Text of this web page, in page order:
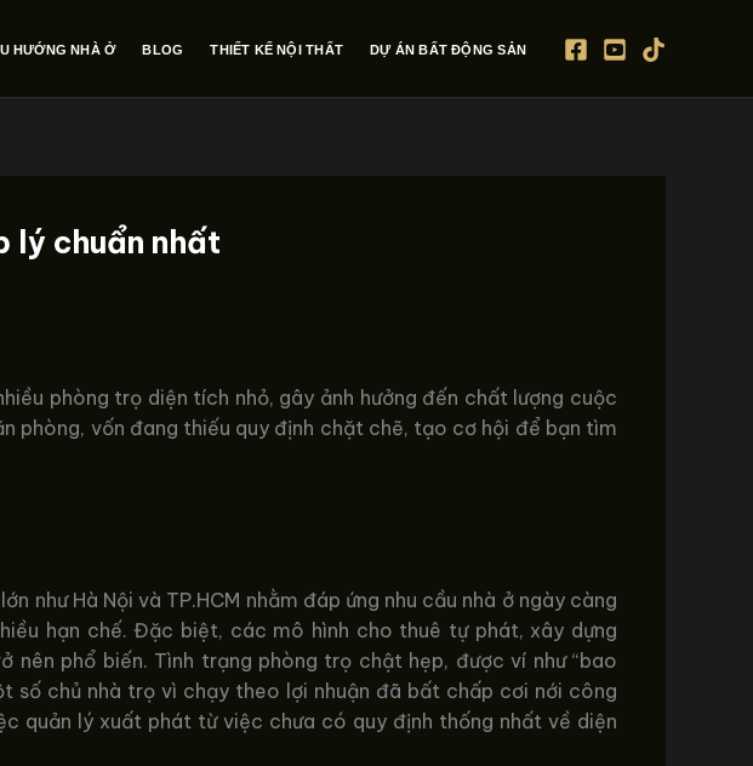
HƯỚNG NHÀ Ở BLOG THIẾT KẾ NỘI THẤT DỰ ÁN BẤT ĐỘNG SẢN
lý chuẩn nhất
phòng trọ diện tích nhỏ, gây ảnh hưởng đến chất lượng cuộc
phòng, vốn đang thiếu quy định chặt chẽ, tạo cơ hội để bạn tìm
như Hà Nội và TP.HCM nhằm đáp ứng nhu cầu nhà ở ngày càng
hạn chế. Đặc biệt, các mô hình cho thuê tự phát, xây dựng
phổ biến. Tình trạng phòng trọ chật hẹp, được ví như “bao
số chủ nhà trọ vì chạy theo lợi nhuận đã bất chấp cơi nới công
quản lý xuất phát từ việc chưa có quy định thống nhất về diện